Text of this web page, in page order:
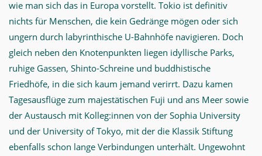
wie man sich das in Europa vorstellt. Tokio ist definitiv
nichts für Menschen, die kein Gedränge mögen oder sich
ungern durch labyrinthische U-Bahnhöfe navigieren. Doch
gleich neben den Knotenpunkten liegen idyllische Parks,
ruhige Gassen, Shinto-Schreine und buddhistische
Friedhöfe, in die sich kaum jemand verirrt. Dazu kamen
Tagesausflüge zum majestätischen Fuji und ans Meer sowie
der Austausch mit Kolleg:innen von der Sophia University
und der University of Tokyo, mit der die Klassik Stiftung
ebenfalls schon lange Verbindungen unterhält. Ungewohnt